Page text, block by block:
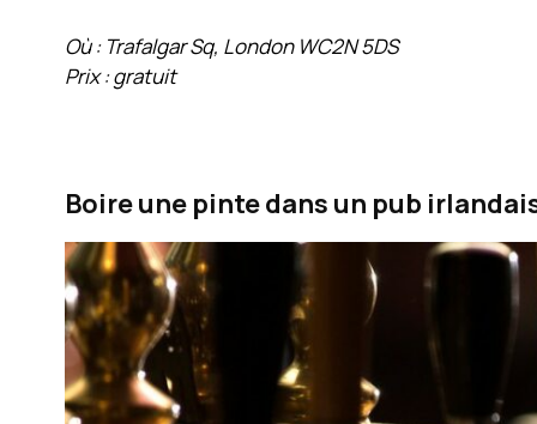
Où : Trafalgar Sq, London WC2N 5DS
Prix : gratuit
Boire une pinte dans un pub